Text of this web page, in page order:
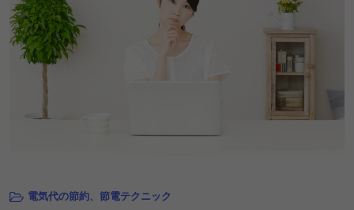
電気代の節約、節電テクニック